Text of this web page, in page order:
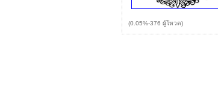
(0.05%-376 ผู้โหวต)